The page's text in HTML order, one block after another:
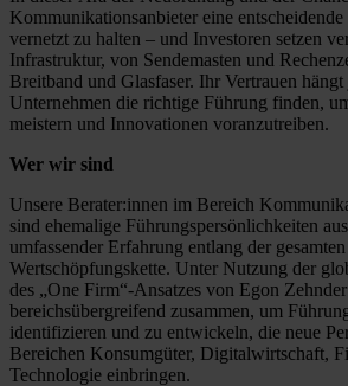
Kommunikationsanbieter eine
vernetzt zu halten – und Investoren setzen
Infrastruktur, von Sendemasten und
Breitband und Glasfaser. Ihr Vertrauen
Unternehmen die richtige Führung finden,
meistern und Innovationen voranzutreiben.
Wer wir sind
Unsere Berater:innen im Bereich
sind ehemalige Führungspersönlichkeiten
umfassender Erfahrung entlang der
Wertschöpfungskette. Unter Nutzung der
des „One Firm“-Ansatzes von Egon
bereichsübergreifend zusammen, um
identifizieren und zu entwickeln, die neue
Bereichen Konsumgüter, Digitalwirtschaft,
Technologie einbringen.